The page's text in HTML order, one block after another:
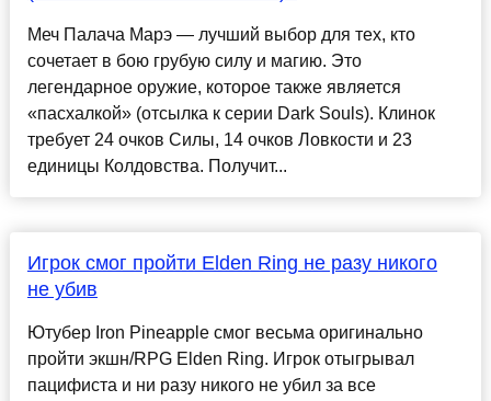
Меч Палача Марэ — лучший выбор для тех, кто
сочетает в бою грубую силу и магию. Это
легендарное оружие, которое также является
«пасхалкой» (отсылка к серии Dark Souls). Клинок
требует 24 очков Силы, 14 очков Ловкости и 23
единицы Колдовства. Получит...
Игрок смог пройти Elden Ring не разу никого
не убив
Ютубер Iron Pineapple смог весьма оригинально
пройти экшн/RPG Elden Ring. Игрок отыгрывал
пацифиста и ни разу никого не убил за все